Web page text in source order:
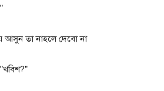
আসুন তা নাহলে দেবো না